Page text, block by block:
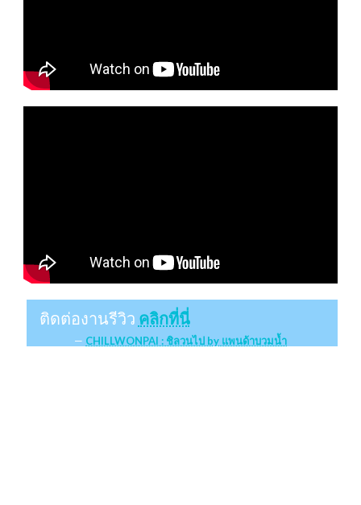
ติดต่องานรีวิว คลิกที่นี่
CHILLWONPAI : ชิลวนไป by แพนด้าบวมน้ำ